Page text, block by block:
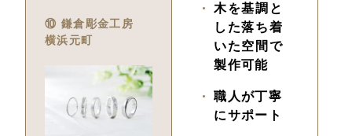
⑩ 鎌倉彫金工房
横浜元町
木を基調と
した落ち着
いた空間 で
製作可能
職人が丁寧
にサポート